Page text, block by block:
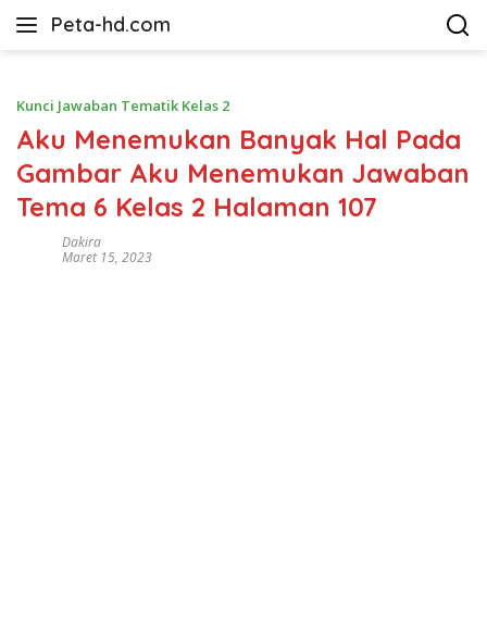
Peta-hd.com
Kumpulan
HD
Kunci Jawaban Tematik Kelas 2
Aku Menemukan Banyak Hal Pada
Gambar Aku Menemukan Jawaban
Tema 6 Kelas 2 Halaman 107
Dakira
Maret 15, 2023